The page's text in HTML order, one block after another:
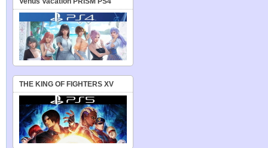
THE KING OF FIGHTERS XV